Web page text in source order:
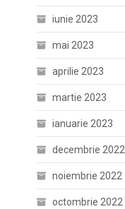
iunie 2023
mai 2023
aprilie 2023
martie 2023
ianuarie 2023
decembrie 2022
noiembrie 2022
octombrie 2022